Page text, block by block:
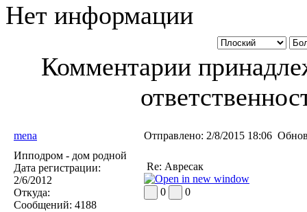
Нет информации
Комментарии
mena Отправлено: 2/8/2015 18:06
Ипподром - дом родной
Дата регистрации:
2/6/2012
Откуда:
Сообщений: 4188
Re: Авресак
0 0